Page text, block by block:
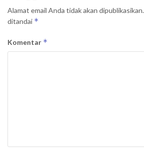
Alamat email Anda tidak akan dipublikasikan.
ditandai *
Komentar *